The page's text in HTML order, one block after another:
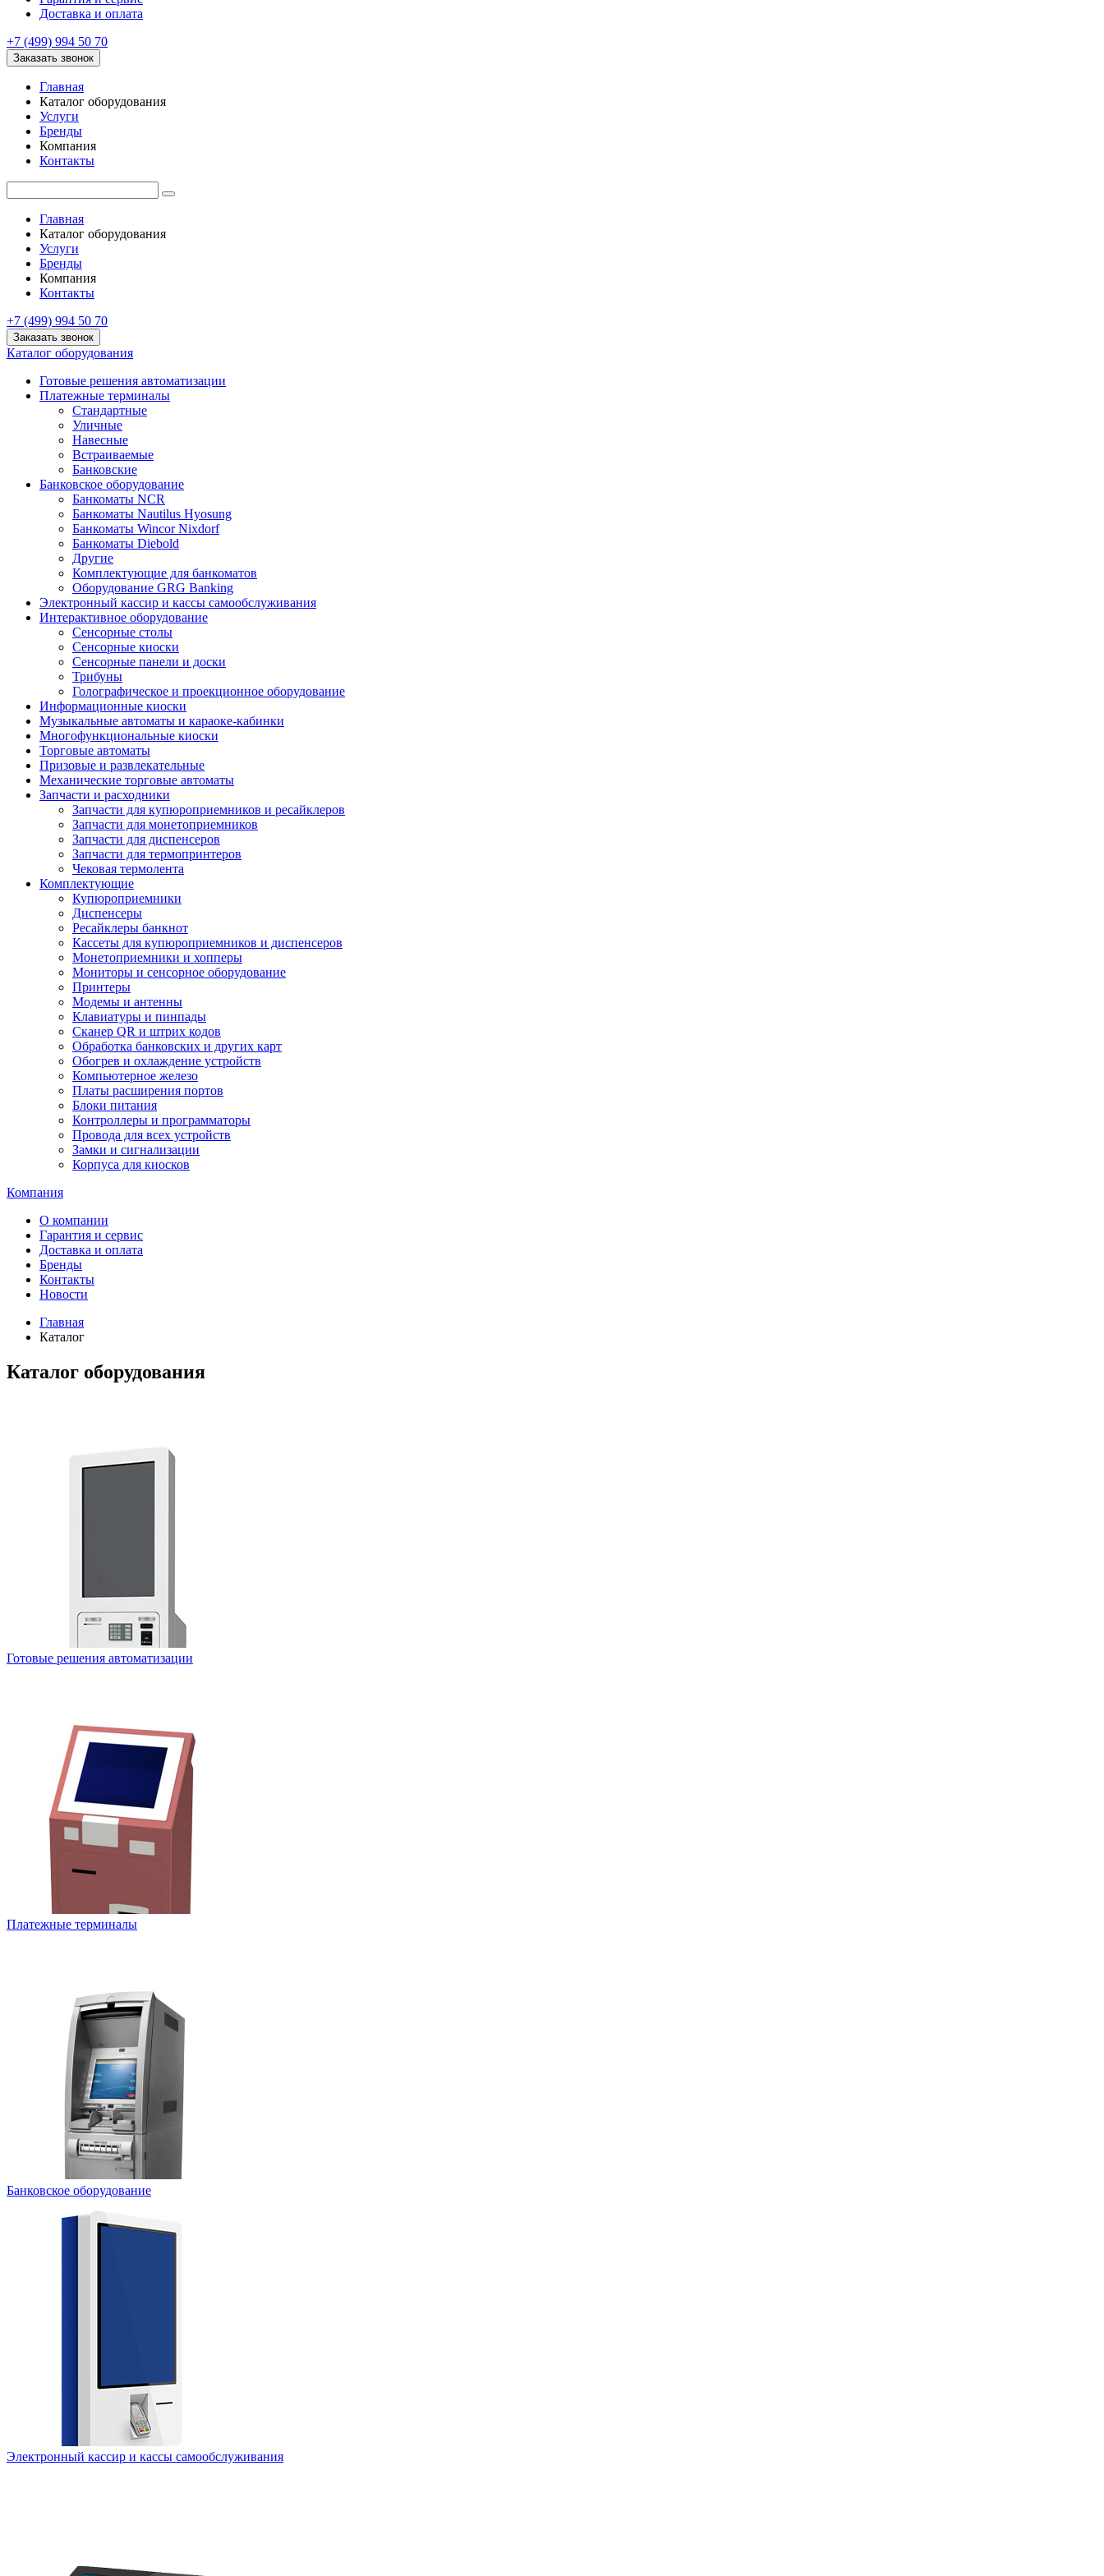
Доставка и оплата
+7 (499) 994 50 70
Заказать звонок
Главная
Каталог оборудования
Услуги
Бренды
Компания
Контакты
Главная
Каталог оборудования
Услуги
Бренды
Компания
Контакты
+7 (499) 994 50 70
Заказать звонок
Каталог оборудования
Готовые решения автоматизации
Платежные терминалы
Стандартные
Уличные
Навесные
Встраиваемые
Банковские
Банковское оборудование
Банкоматы NCR
Банкоматы Nautilus Hyosung
Банкоматы Wincor Nixdorf
Банкоматы Diebold
Другие
Комплектующие для банкоматов
Оборудование GRG Banking
Электронный кассир и кассы самообслуживания
Интерактивное оборудование
Сенсорные столы
Сенсорные киоски
Сенсорные панели и доски
Трибуны
Голографическое и проекционное оборудование
Информационные киоски
Музыкальные автоматы и караоке-кабинки
Многофункциональные киоски
Торговые автоматы
Призовые и развлекательные
Механические торговые автоматы
Запчасти и расходники
Запчасти для купюроприемников и ресайклеров
Запчасти для монетоприемников
Запчасти для диспенсеров
Запчасти для термопринтеров
Чековая термолента
Комплектующие
Купюроприемники
Диспенсеры
Ресайклеры банкнот
Кассеты для купюроприемников и диспенсеров
Монетоприемники и хопперы
Мониторы и сенсорное оборудование
Принтеры
Модемы и антенны
Клавиатуры и пинпады
Сканер QR и штрих кодов
Обработка банковских и других карт
Обогрев и охлаждение устройств
Компьютерное железо
Платы расширения портов
Блоки питания
Контроллеры и программаторы
Провода для всех устройств
Замки и сигнализации
Корпуса для киосков
Компания
О компании
Гарантия и сервис
Доставка и оплата
Бренды
Контакты
Новости
Главная
Каталог
Каталог оборудования
Готовые решения автоматизации
Платежные терминалы
Банковское оборудование
Электронный кассир и кассы самообслуживания